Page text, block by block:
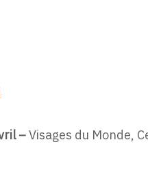
–Visages du Monde,